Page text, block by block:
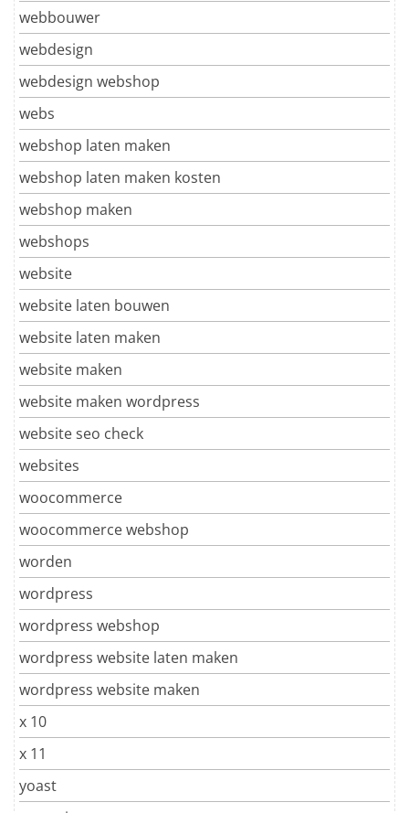
webbouwer
webdesign
webdesign webshop
webs
webshop laten maken
webshop laten maken kosten
webshop maken
webshops
website
website laten bouwen
website laten maken
website maken
website maken wordpress
website seo check
websites
woocommerce
woocommerce webshop
worden
wordpress
wordpress webshop
wordpress website laten maken
wordpress website maken
x 10
x 11
yoast